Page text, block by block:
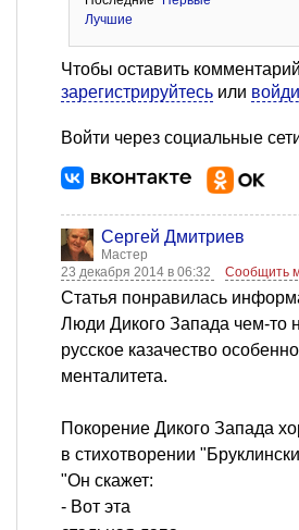
Лучшие
Чтобы оставить комментарий
зарегистрируйтесь или
Войти через социальные
Сергей Дмитриев
Мастер
23 декабря 2014 в 06:32
Сообщить
Cтатья понравилась
Люди Дикого Запада чем-то
русское казачество
менталитета.
Покорение Дикого Запада
в стихотворении
"Он скажет:
- Вот эта